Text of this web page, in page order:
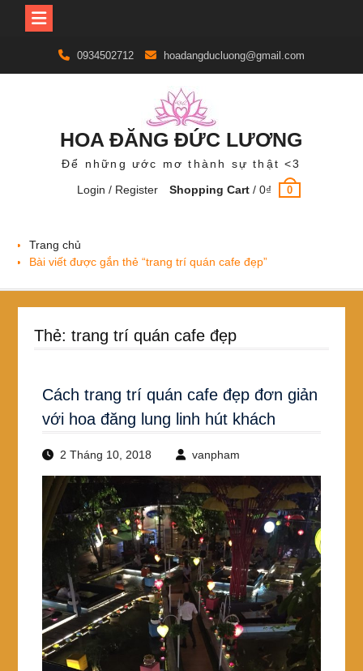
content
0934502712 hoadangducluong@gmail.com
HOA ĐĂNG ĐỨC LƯƠNG
Để những ước mơ thành sự thật <3
Login / Register
Shopping Cart /0₫ 0
Trang chủ
Bài viết được gắn thẻ “trang trí quán cafe đẹp”
Thẻ: trang trí quán cafe đẹp
Cách trang trí quán cafe đẹp đơn giản
với hoa đăng lung linh hút khách
2 Tháng 10, 2018 vanpham